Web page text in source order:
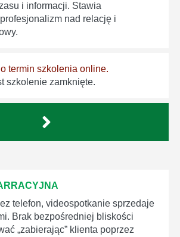
i informacji. Stawia
nad relację i
termin szkolenia online.
szkolenie zamknięte.
telefon, videospotkanie sprzedaje
Brak bezpośredniej bliskości
„zabierając” klienta poprzez